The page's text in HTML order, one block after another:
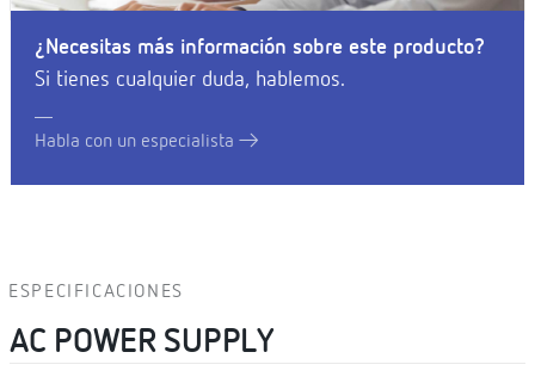
¿Necesitas más información sobre este producto?
Si tienes cualquier duda, hablemos.
Habla con un especialista
ESPECIFICACIONES
AC POWER SUPPLY